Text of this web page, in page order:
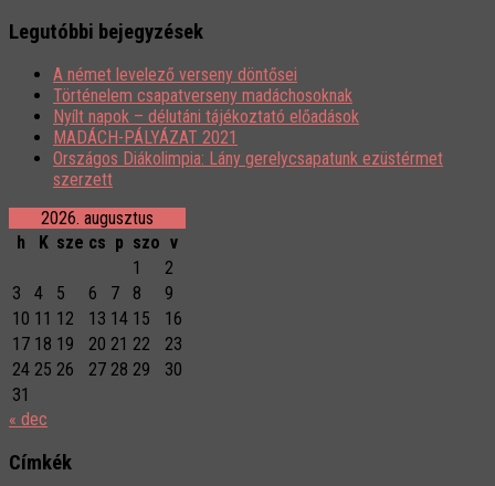
Legutóbbi bejegyzések
A német levelező verseny döntősei
Történelem csapatverseny madáchosoknak
Nyílt napok – délutáni tájékoztató előadások
MADÁCH-PÁLYÁZAT 2021
Országos Diákolimpia: Lány gerelycsapatunk ezüstérmet
szerzett
2026. augusztus
h
K sze cs p szo v
1
2
3
4 5 6 7 8
9
10 11 12 13 14 15
16
17 18 19 20 21 22
23
24 25 26 27 28 29
30
31
« dec
Címkék